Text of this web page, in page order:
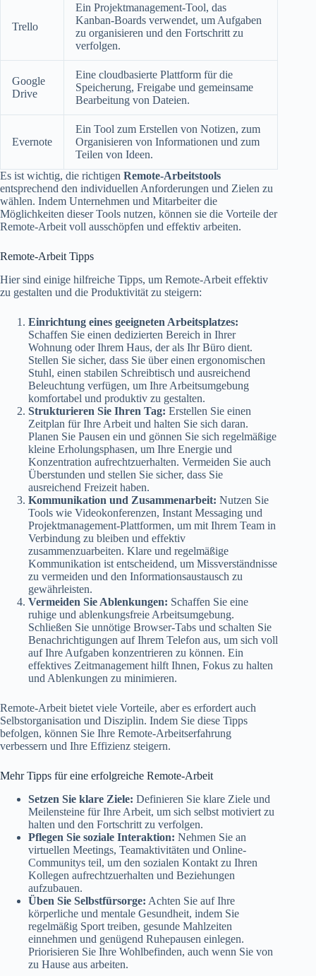
Trello
Ein Projektmanagement-Tool, das
Kanban-Boards verwendet, um Aufgaben
zu organisieren und den Fortschritt zu
verfolgen.
Google
Drive
Eine cloudbasierte Plattform für die
Speicherung, Freigabe und gemeinsame
Bearbeitung von Dateien.
Evernote
Ein Tool zum Erstellen von Notizen, zum
Organisieren von Informationen und zum
Teilen von Ideen.
Es ist wichtig, die richtigen Remote-Arbeitstools
entsprechend den individuellen Anforderungen und Zielen zu
wählen. Indem Unternehmen und Mitarbeiter die
Möglichkeiten dieser Tools nutzen, können sie die Vorteile der
Remote-Arbeit voll ausschöpfen und effektiv arbeiten.
Remote-Arbeit Tipps
Hier sind einige hilfreiche Tipps, um Remote-Arbeit effektiv
zu gestalten und die Produktivität zu steigern:
Einrichtung eines geeigneten Arbeitsplatzes:
Schaffen Sie einen dedizierten Bereich in Ihrer
Wohnung oder Ihrem Haus, der als Ihr Büro dient.
Stellen Sie sicher, dass Sie über einen ergonomischen
Stuhl, einen stabilen Schreibtisch und ausreichend
Beleuchtung verfügen, um Ihre Arbeitsumgebung
komfortabel und produktiv zu gestalten.
Strukturieren Sie Ihren Tag: Erstellen Sie einen
Zeitplan für Ihre Arbeit und halten Sie sich daran.
Planen Sie Pausen ein und gönnen Sie sich regelmäßige
kleine Erholungsphasen, um Ihre Energie und
Konzentration aufrechtzuerhalten. Vermeiden Sie auch
Überstunden und stellen Sie sicher, dass Sie
ausreichend Freizeit haben.
Kommunikation und Zusammenarbeit: Nutzen Sie
Tools wie Videokonferenzen, Instant Messaging und
Projektmanagement-Plattformen, um mit Ihrem Team in
Verbindung zu bleiben und effektiv
zusammenzuarbeiten. Klare und regelmäßige
Kommunikation ist entscheidend, um Missverständnisse
zu vermeiden und den Informationsaustausch zu
gewährleisten.
Vermeiden Sie Ablenkungen: Schaffen Sie eine
ruhige und ablenkungsfreie Arbeitsumgebung.
Schließen Sie unnötige Browser-Tabs und schalten Sie
Benachrichtigungen auf Ihrem Telefon aus, um sich voll
auf Ihre Aufgaben konzentrieren zu können. Ein
effektives Zeitmanagement hilft Ihnen, Fokus zu halten
und Ablenkungen zu minimieren.
Remote-Arbeit bietet viele Vorteile, aber es erfordert auch
Selbstorganisation und Disziplin. Indem Sie diese Tipps
befolgen, können Sie Ihre Remote-Arbeitserfahrung
verbessern und Ihre Effizienz steigern.
Mehr Tipps für eine erfolgreiche Remote-Arbeit
Setzen Sie klare Ziele: Definieren Sie klare Ziele und
Meilensteine für Ihre Arbeit, um sich selbst motiviert zu
halten und den Fortschritt zu verfolgen.
Pflegen Sie soziale Interaktion: Nehmen Sie an
virtuellen Meetings, Teamaktivitäten und Online-
Communitys teil, um den sozialen Kontakt zu Ihren
Kollegen aufrechtzuerhalten und Beziehungen
aufzubauen.
Üben Sie Selbstfürsorge: Achten Sie auf Ihre
körperliche und mentale Gesundheit, indem Sie
regelmäßig Sport treiben, gesunde Mahlzeiten
einnehmen und genügend Ruhepausen einlegen.
Priorisieren Sie Ihre Wohlbefinden, auch wenn Sie von
zu Hause aus arbeiten.